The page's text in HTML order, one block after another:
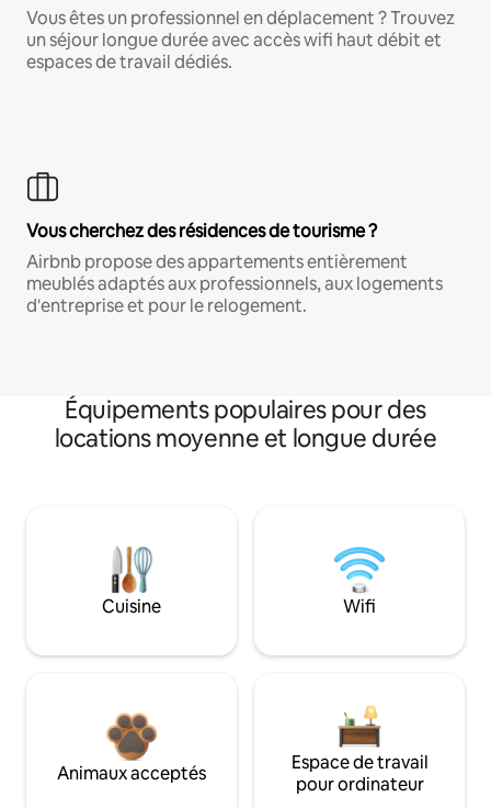
Vous êtes un professionnel en déplacement ? Trouvez
un séjour longue durée avec accès wifi haut débit et
espaces de travail dédiés.
Vous cherchez des résidences de tourisme ?
Airbnb propose des appartements entièrement
meublés adaptés aux professionnels, aux logements
d'entreprise et pour le relogement.
Équipements populaires pour des
locations moyenne et longue durée
Cuisine Wifi
Animaux acceptés
Espace de travail
pour ordinateur